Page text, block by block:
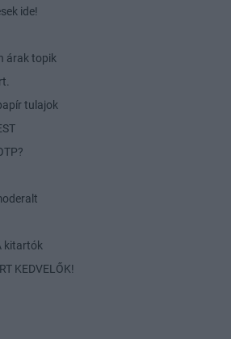
ide!
árak topik
tulajok
kitartók
KEDVELŐK!